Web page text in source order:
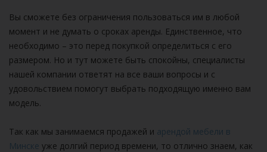
Вы сможете без ограничения пользоваться им в любой
момент и не думать о сроках аренды. Единственное, что
необходимо – это перед покупкой определиться с его
размером. Но и тут можете быть спокойны, специалисты
нашей компании ответят на все ваши вопросы и с
удовольствием помогут выбрать подходящую именно вам
модель.
Так как мы занимаемся продажей и арендой мебели в
Минске уже долгий период времени, то отлично знаем, как